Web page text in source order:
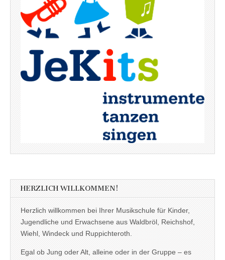
HERZLICH WILLKOMMEN!
Herzlich willkommen bei Ihrer Musikschule für Kinder,
Jugendliche und Erwachsene aus Waldbröl, Reichshof,
Wiehl, Windeck und Ruppichteroth.
Egal ob Jung oder Alt, alleine oder in der Gruppe – es